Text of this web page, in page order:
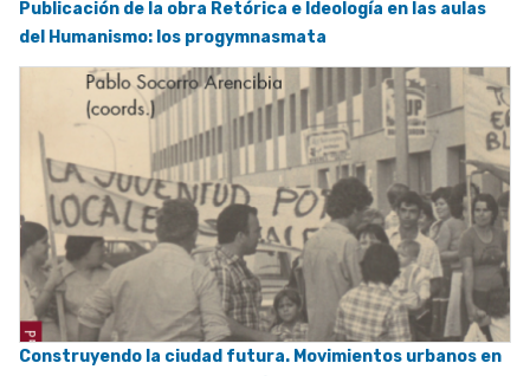
Publicación de la obra Retórica e Ideología en las aulas
del Humanismo: los progymnasmata
Construyendo la ciudad futura. Movimientos urbanos en